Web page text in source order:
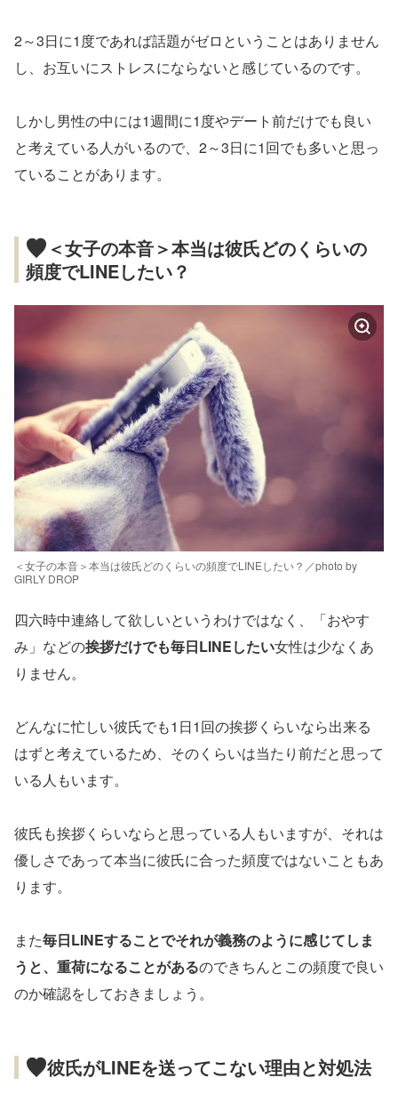
2～3日に1度であれば話題がゼロということはありません
し、お互いにストレスにならないと感じているのです。
しかし男性の中には1週間に1度やデート前だけでも良い
と考えている人がいるので、2～3日に1回でも多いと思っ
ていることがあります。
＜女子の本音＞本当は彼氏どのくらいの
頻度でLINEしたい？
＜女子の本音＞本当は彼氏どのくらいの頻度でLINEしたい？／photo by
GIRLY DROP
四六時中連絡して欲しいというわけではなく、「おやす
み」などの挨拶だけでも毎日LINEしたい女性は少なくあ
りません。
どんなに忙しい彼氏でも1日1回の挨拶くらいなら出来る
はずと考えているため、そのくらいは当たり前だと思って
いる人もいます。
彼氏も挨拶くらいならと思っている人もいますが、それは
優しさであって本当に彼氏に合った頻度ではないこともあ
ります。
また毎日LINEすることでそれが義務のように感じてしま
うと、重荷になることがあるのできちんとこの頻度で良い
のか確認をしておきましょう。
彼氏がLINEを送ってこない理由と対処法